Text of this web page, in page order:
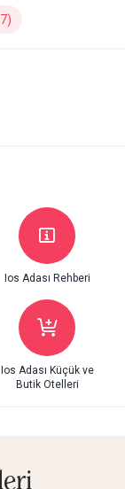
Ios Adası Rehberi
Ios Adası Küçük ve
Butik Otelleri